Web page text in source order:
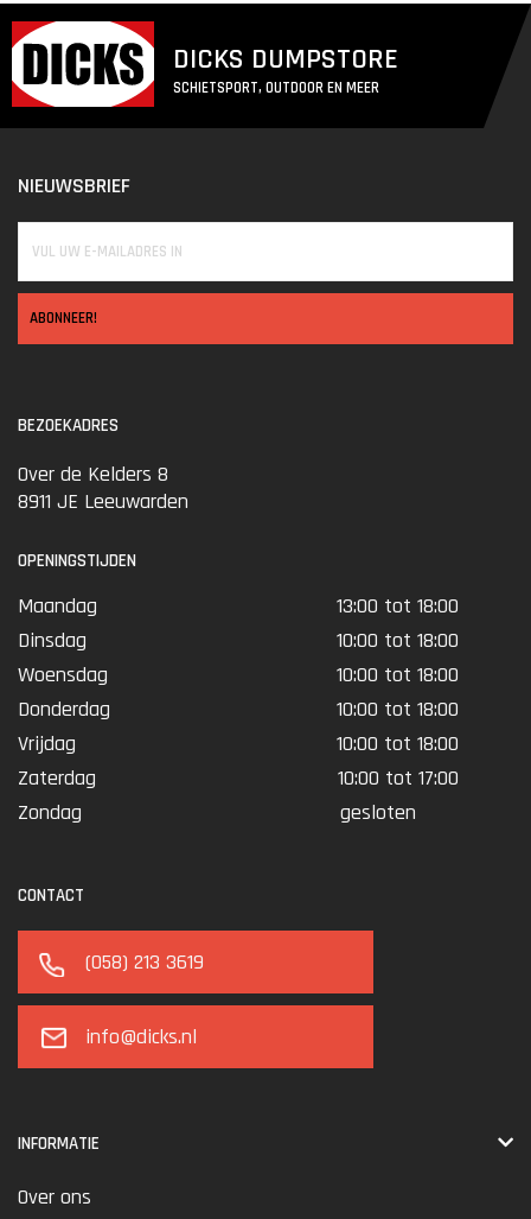
DICKS DUMPSTORE
SCHIETSPORT, OUTDOOR EN MEER
NIEUWSBRIEF
ABONNEER!
BEZOEKADRES
Over de Kelders 8
8911 JE Leeuwarden
OPENINGSTIJDEN
Maandag
13:00 tot 18:00
Dinsdag
10:00 tot 18:00
Woensdag
10:00 tot 18:00
Donderdag
10:00 tot 18:00
Vrijdag
10:00 tot 18:00
Zaterdag
10:00 tot 17:00
Zondag
gesloten
CONTACT
(058) 213 3619
info@dicks.nl
INFORMATIE
Over ons